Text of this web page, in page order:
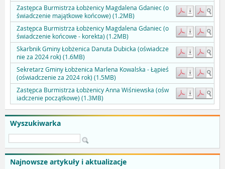
Wyszukiwarka
Najnowsze artykuły i aktualizacje
Zastępca Burmistrza Łobżenicy Magdalena Gdaniec (o
świadczenie majątkowe końcowe) (1.2MB)
Zastępca Burmistrza Łobżenicy Magdalena Gdaniec (o
świadczenie końcowe - korekta) (1.2MB)
Skarbnik Gminy Łobżenica Danuta Dubicka (oświadcze
nie za 2024 rok) (1.6MB)
Sekretarz Gminy Łobżenica Marlena Kowalska - Łąpieś
(oświadczenie za 2024 rok) (1.5MB)
Zastępca Burmistrza Łobżenicy Anna Wiśniewska (ośw
iadczenie początkowe) (1.3MB)